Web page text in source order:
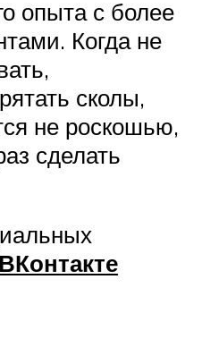
опыта с более
Когда не
сколы,
не роскошью,
сделать